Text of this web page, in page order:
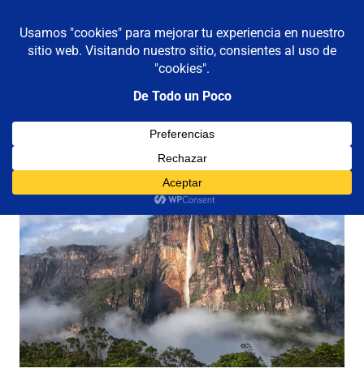
contenido
De todo un poco
Reflexiones,
Viajes
MENÚ